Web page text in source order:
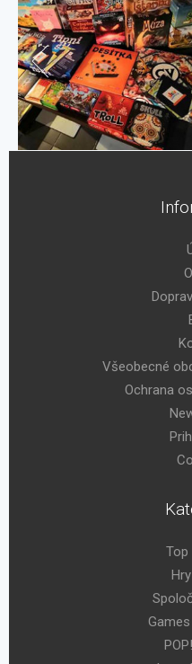
Všeobecné
Ochrana
Top